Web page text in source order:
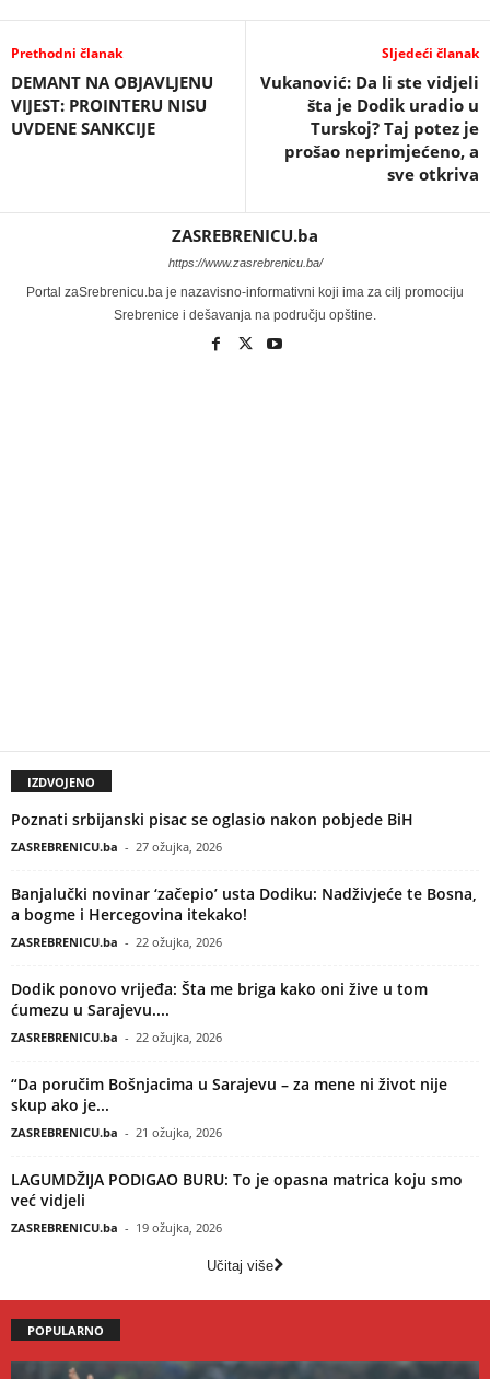
Prethodni članak
DEMANT NA OBJAVLJENU
VIJEST: PROINTERU NISU
UVDENE SANKCIJE
Sljedeći članak
Vukanović: Da li ste vidjeli
šta je Dodik uradio u
Turskoj? Taj potez je
prošao neprimjećeno, a
sve otkriva
ZASREBRENICU.ba
https://www.zasrebrenicu.ba/
Portal zaSrebrenicu.ba je nazavisno-informativni koji ima za cilj promociju
Srebrenice i dešavanja na području opštine.
IZDVOJENO
Poznati srbijanski pisac se oglasio nakon pobjede BiH
ZASREBRENICU.ba - 27 ožujka, 2026
Banjalučki novinar ‘začepio’ usta Dodiku: Nadživjeće te Bosna,
a bogme i Hercegovina itekako!
ZASREBRENICU.ba - 22 ožujka, 2026
Dodik ponovo vrijeđa: Šta me briga kako oni žive u tom
ćumezu u Sarajevu....
ZASREBRENICU.ba - 22 ožujka, 2026
“Da poručim Bošnjacima u Sarajevu – za mene ni život nije
skup ako je...
ZASREBRENICU.ba - 21 ožujka, 2026
LAGUMDŽIJA PODIGAO BURU: To je opasna matrica koju smo
već vidjeli
ZASREBRENICU.ba - 19 ožujka, 2026
Učitaj više
POPULARNO